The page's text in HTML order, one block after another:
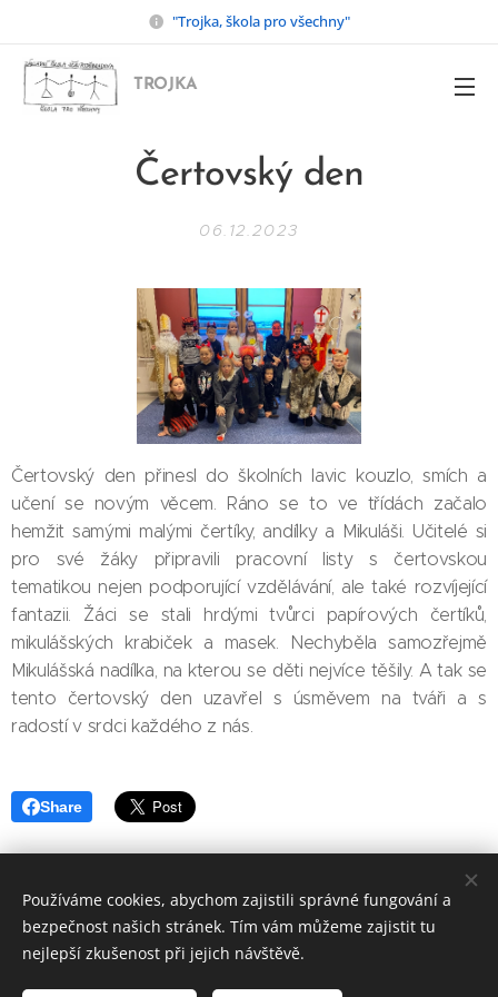
"Trojka, škola pro všechny"
TROJKA
Čertovský den
06.12.2023
Čertovský den přinesl do školních lavic kouzlo, smích a
učení se novým věcem. Ráno se to ve třídách začalo
hemžit samými malými čertíky, andílky a Mikuláši. Učitelé si
pro své žáky připravili pracovní listy s čertovskou
tematikou nejen podporující vzdělávání, ale také rozvíjející
fantazii. Žáci se stali hrdými tvůrci papírových čertíků,
mikulášských krabiček a masek. Nechyběla samozřejmě
Mikulášská nadílka, na kterou se děti nejvíce těšily. A tak se
tento čertovský den uzavřel s úsměvem na tváři a s
radostí v srdci každého z nás.
Share
Základní škola, Jičín, Poděbradova 18
Všechna práva vyhrazena.
Používáme cookies, abychom zajistili správné fungování a
bezpečnost našich stránek. Tím vám můžeme zajistit tu
nejlepší zkušenost při jejich návštěvě.